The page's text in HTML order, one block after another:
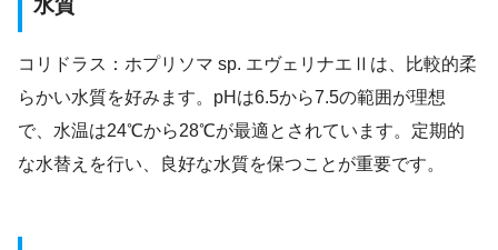
水質
コリドラス：ホプリソマ sp. エヴェリナエⅡは、比較的柔
らかい水質を好みます。pHは6.5から7.5の範囲が理想
で、水温は24℃から28℃が最適とされています。定期的
な水替えを行い、良好な水質を保つことが重要です。